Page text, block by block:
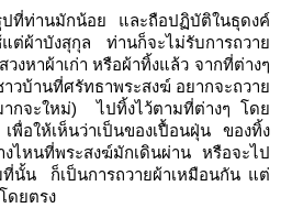
ปที่ท่านมักน้อ
ละถือปฏิบัติในธุดงค์
ต่ผ้าบังสุกุล
ท่านก็จะไม่รับการถวา
งหาผ้าเก่า หรือผ้าทิ้งแล้ว จากที่ต่างๆ
าวบ้านที่ศรัทธาพระสงฆ์ อยากจะถวา
กจะใหม่)
ไปทิ้งไว้ตามที่ต่างๆ โด
พื่อให้เห็นว่าเป็นของเปื้อนฝุ่น ของทิ้ง
ไหนที่พระสงฆ์มักเดินผ่าน หรือจะไป
ที่นั้น
ก็เป็นการถวายผ้าเหมือนกัน แต่
ดยตรง